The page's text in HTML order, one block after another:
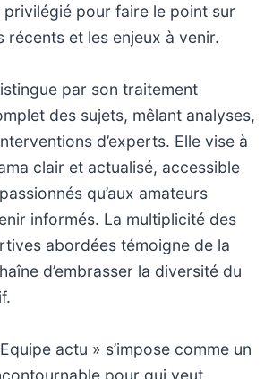
pour faire le point sur
récents et les enjeux à venir.
par son traitement
des sujets, mêlant analyses,
d’experts. Elle vise à
clair et actualisé, accessible
qu’aux amateurs
informés. La multiplicité des
abordées témoigne de la
d’embrasser la diversité du
actu » s’impose comme un
pour qui veut